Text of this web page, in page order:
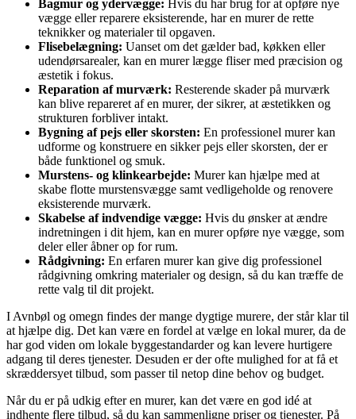
Bagmur og ydervægge: Hvis du har brug for at opføre nye
vægge eller reparere eksisterende, har en murer de rette
teknikker og materialer til opgaven.
Flisebelægning: Uanset om det gælder bad, køkken eller
udendørsarealer, kan en murer lægge fliser med præcision og
æstetik i fokus.
Reparation af murværk: Resterende skader på murværk
kan blive repareret af en murer, der sikrer, at æstetikken og
strukturen forbliver intakt.
Bygning af pejs eller skorsten: En professionel murer kan
udforme og konstruere en sikker pejs eller skorsten, der er
både funktionel og smuk.
Murstens- og klinkearbejde: Murer kan hjælpe med at
skabe flotte murstensvægge samt vedligeholde og renovere
eksisterende murværk.
Skabelse af indvendige vægge: Hvis du ønsker at ændre
indretningen i dit hjem, kan en murer opføre nye vægge, som
deler eller åbner op for rum.
Rådgivning: En erfaren murer kan give dig professionel
rådgivning omkring materialer og design, så du kan træffe de
rette valg til dit projekt.
I Avnbøl og omegn findes der mange dygtige murere, der står klar til
at hjælpe dig. Det kan være en fordel at vælge en lokal murer, da de
har god viden om lokale byggestandarder og kan levere hurtigere
adgang til deres tjenester. Desuden er der ofte mulighed for at få et
skræddersyet tilbud, som passer til netop dine behov og budget.
Når du er på udkig efter en murer, kan det være en god idé at
indhente flere tilbud, så du kan sammenligne priser og tjenester. På